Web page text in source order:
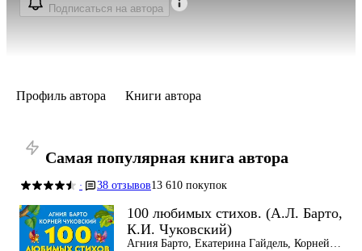
Подписаться на автора
Профиль автора Книги автора
Самая популярная книга автора
· 38 отзывов13 610 покупок
100 любимых стихов. (А.Л. Барто,
К.И. Чуковский)
Агния Барто, Екатерина Гайдель, Корней